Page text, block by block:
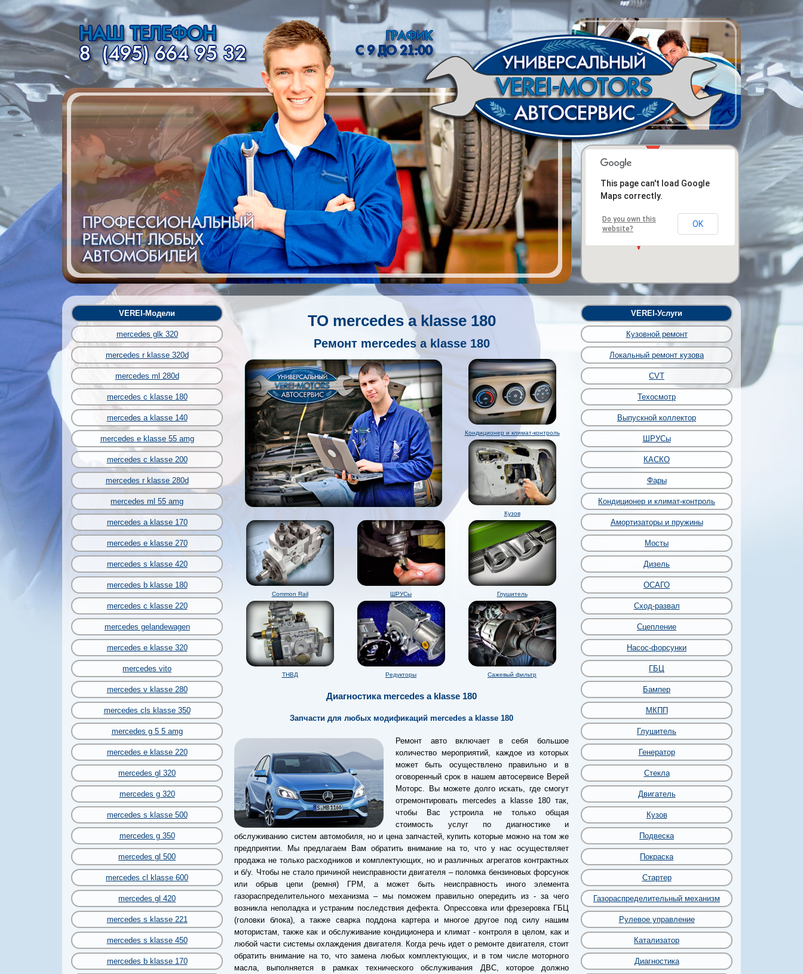
This page can't load Google
Maps correctly.
Do you own this
website?
OK
VEREI-Модели
mercedes glk 320
mercedes r klasse 320d
mercedes ml 280d
mercedes c klasse 180
mercedes a klasse 140
mercedes e klasse 55 amg
mercedes c klasse 200
mercedes r klasse 280d
mercedes ml 55 amg
mercedes a klasse 170
mercedes e klasse 270
mercedes s klasse 420
mercedes b klasse 180
mercedes c klasse 220
mercedes gelandewagen
mercedes e klasse 320
mercedes vito
mercedes v klasse 280
mercedes cls klasse 350
mercedes g 5 5 amg
mercedes e klasse 220
mercedes gl 320
mercedes g 320
mercedes s klasse 500
mercedes g 350
mercedes gl 500
mercedes cl klasse 600
mercedes gl 420
mercedes s klasse 221
mercedes s klasse 450
mercedes b klasse 170
ТО mercedes a klasse 180
Ремонт mercedes a klasse 180
Кондиционер и климат-контроль
Кузов
Common Rail ШРУСы Глушитель
ТНВД Редукторы Сажевый фильтр
Диагностика mercedes a klasse 180
Запчасти для любых модификаций mercedes a klasse 180
Ремонт авто включает в себя большое
количество мероприятий, каждое из которых
может быть осуществлено правильно и в
оговоренный срок в нашем автосервисе Верей
Моторс. Вы можете долго искать, где смогут
отремонтировать mercedes a klasse 180 так,
чтобы Вас устроила не только общая
стоимость услуг по диагностике и
обслуживанию систем автомобиля, но и цена запчастей, купить которые можно на том же
предприятии. Мы предлагаем Вам обратить внимание на то, что у нас осуществляет
продажа не только расходников и комплектующих, но и различных агрегатов контрактных
и б/у. Чтобы не стало причиной неисправности двигателя – поломка бензиновых форсунок
или обрыв цепи (ремня) ГРМ, а может быть неисправность иного элемента
газораспределительного механизма – мы поможем правильно опередить из - за чего
возникла неполадка и устраним последствия дефекта. Опрессовка или фрезеровка ГБЦ
(головки блока), а также сварка поддона картера и многое другое под силу нашим
мотористам, также как и обслуживание кондиционера и климат - контроля в целом, как и
любой части системы охлаждения двигателя. Когда речь идет о ремонте двигателя, стоит
обратить внимание на то, что замена любых комплектующих, и в том числе моторного
масла, выполняется в рамках технического обслуживания ДВС, которое должно
VEREI-Услуги
Кузовной ремонт
Локальный ремонт кузова
CVT
Техосмотр
Выпускной коллектор
ШРУСы
КАСКО
Фары
Кондиционер и климат-контроль
Амортизаторы и пружины
Мосты
Дизель
ОСАГО
Сход-развал
Сцепление
Насос-форсунки
ГБЦ
Бампер
МКПП
Глушитель
Генератор
Стекла
Двигатель
Кузов
Подвеска
Покраска
Стартер
Газораспределительный механизм
Рулевое управление
Катализатор
Диагностика